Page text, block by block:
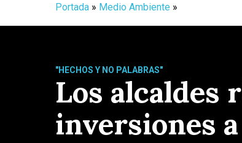
Portada » Medio Ambiente »
"HECHOS Y NO PALABRAS"
Los alcaldes
inversiones